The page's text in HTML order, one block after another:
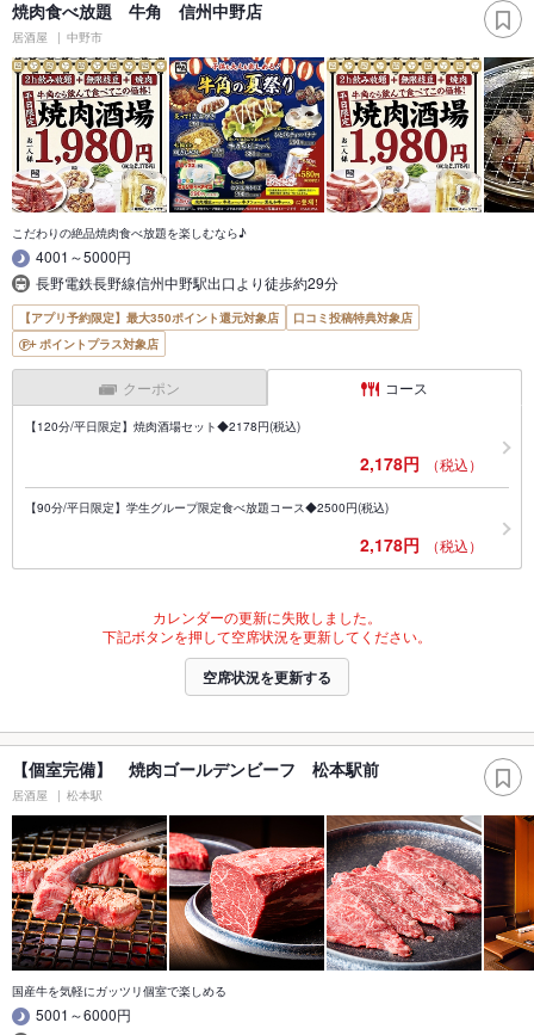
焼肉食べ放題 牛角 信州中野店
居酒屋 中野市
こだわりの絶品焼肉食べ放題を楽しむなら♪
4001～5000円
長野電鉄長野線信州中野駅出口より徒歩約29分
【アプリ予約限定】最大350ポイント還元対象店
口コミ投稿特典対象店
ポイントプラス対象店
クーポン コース
【120分/平日限定】焼肉酒場セット◆2178円(税込)
2,178円 （税込）
【90分/平日限定】学生グループ限定食べ放題コース◆2500円(税込)
2,178円 （税込）
カレンダーの更新に失敗しました。
下記ボタンを押して空席状況を更新してください。
空席状況を更新する
【個室完備】 焼肉ゴールデンビーフ 松本駅前
居酒屋 松本駅
国産牛を気軽にガッツリ個室で楽しめる
5001～6000円